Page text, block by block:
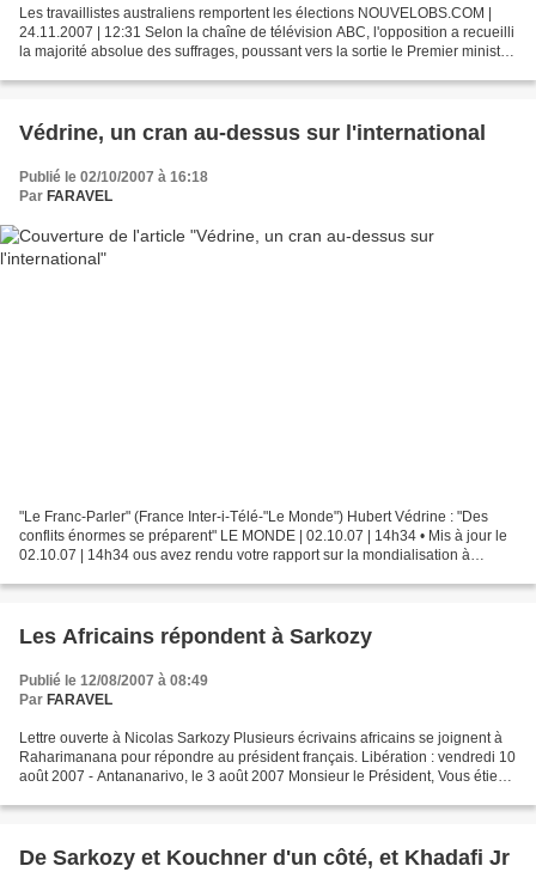
Les travaillistes australiens remportent les élections NOUVELOBS.COM |
24.11.2007 | 12:31 Selon la chaîne de télévision ABC, l'opposition a recueilli
la majorité absolue des suffrages, poussant vers la sortie le Premier ministre
Védrine, un cran au-dessus sur l'international
Publié le 02/10/2007 à 16:18
Par FARAVEL
"Le Franc-Parler" (France Inter-i-Télé-"Le Monde") Hubert Védrine : "Des
conflits énormes se préparent" LE MONDE | 02.10.07 | 14h34 • Mis à jour le
02.10.07 | 14h34 ous avez rendu votre rapport sur la mondialisation à
Les Africains répondent à Sarkozy
Publié le 12/08/2007 à 08:49
Par FARAVEL
Lettre ouverte à Nicolas Sarkozy Plusieurs écrivains africains se joignent à
Raharimanana pour répondre au président français. Libération : vendredi 10
août 2007 - Antananarivo, le 3 août 2007 Monsieur le Président, Vous étiez
De Sarkozy et Kouchner d'un côté, et Khadafi Jr